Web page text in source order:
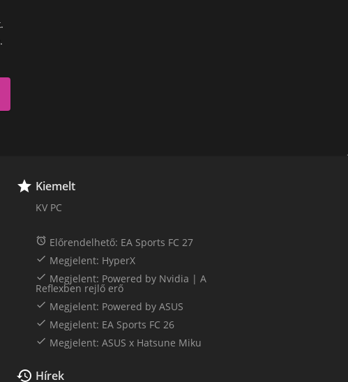
 Kiemelt
KV PC
 Előrendelhető: EA Sports FC 27
 Megjelent: HyperX
 Megjelent: Powered by Nvidia | A
Reflexben rejlő erő
 Megjelent: Powered by ASUS
 Megjelent: EA Sports FC 26
 Megjelent: ASUS x Hatsune Miku
 Hírek